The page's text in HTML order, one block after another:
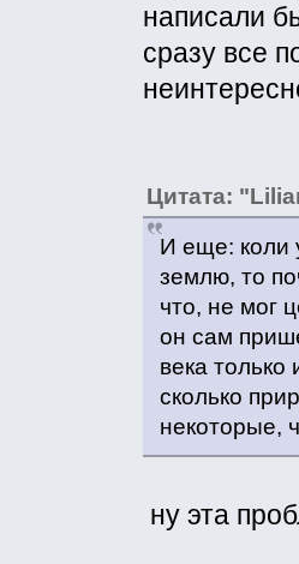
написали
сразу все
Цитата:
И еще: коли
землю, то
что, не мог
он сам
века
сколько
некоторые,
ну эта